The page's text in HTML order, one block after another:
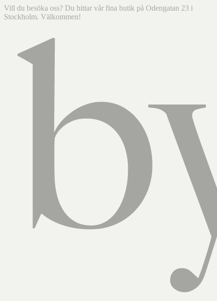
Vill du besöka oss? Du hittar vår fina butik på Odengatan 23 i
Stockholm. Välkommen!